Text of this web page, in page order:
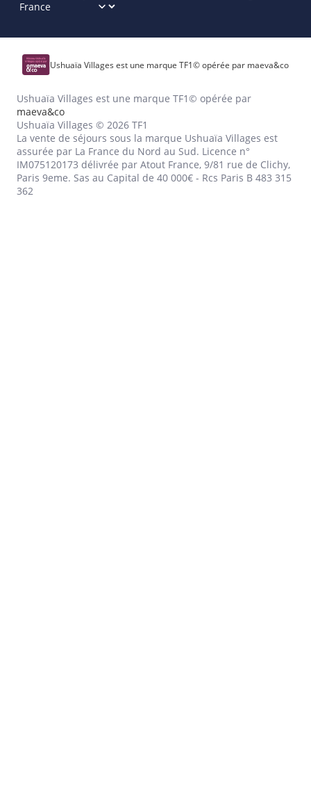
Ushuaïa Villages est une marque TF1© opérée par maeva&co
Ushuaïa Villages est une marque TF1© opérée par
maeva&co
Ushuaïa Villages © 2026 TF1
La vente de séjours sous la marque Ushuaïa Villages est
assurée par La France du Nord au Sud. Licence n°
IM075120173 délivrée par Atout France, 9/81 rue de Clichy,
Paris 9eme. Sas au Capital de 40 000€ - Rcs Paris B 483 315
362